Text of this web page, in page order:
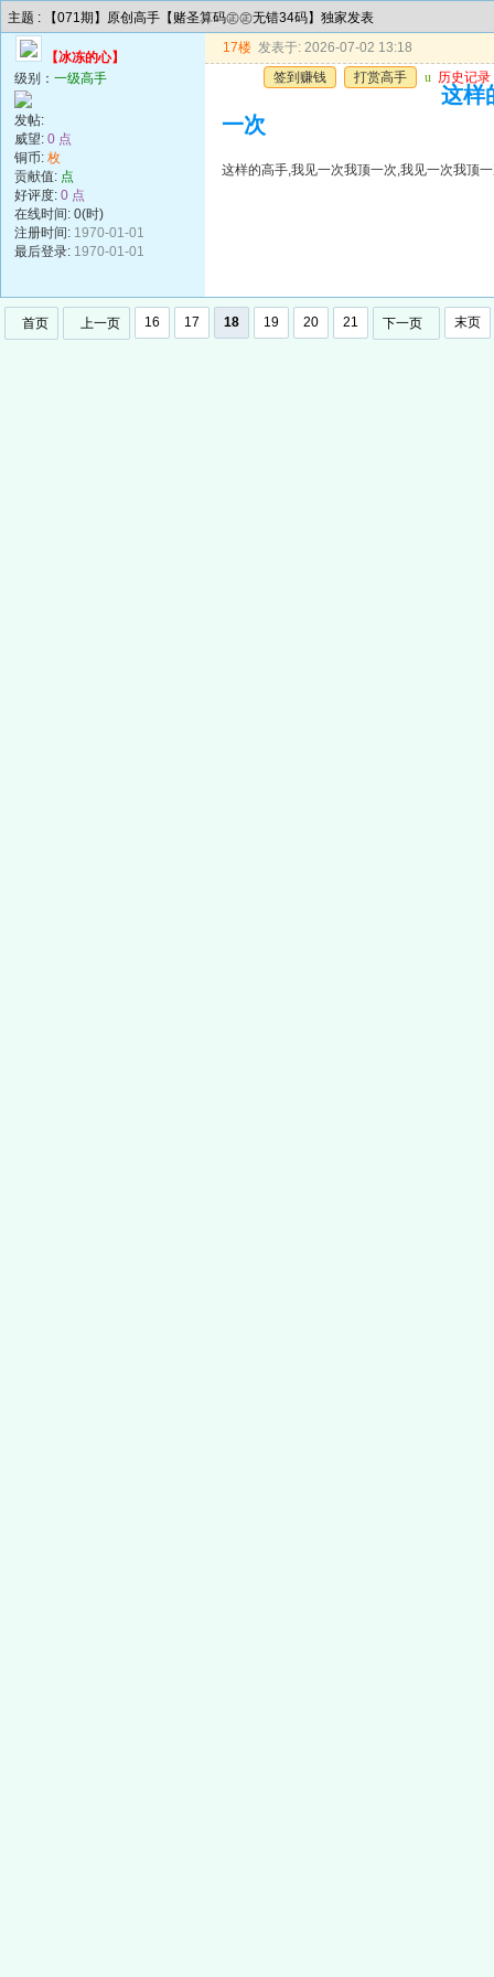
主题 : 【071期】原创高手【赌圣算码㊣㊣无错34码】独家发表
【冰冻的心】
级别： 一级高手
发帖:
威望: 0 点
铜币: 枚
贡献值: 点
好评度: 0 点
在线时间: 0(时)
注册时间: 1970-01-01
最后登录: 1970-01-01
17楼 发表于: 2026-07-02 13:18
签到赚钱
打赏高手 u 历史记录
这样
一次
这样的高手,我见一次我顶一次,我见一次我顶
首页 上一页 16 17 18 19 20 21 下一页 末页